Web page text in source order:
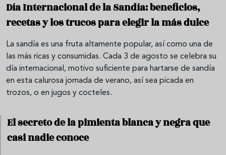
Día Internacional de la Sandía: beneficios,
recetas y los trucos para elegir la más dulce
La sandía es una fruta altamente popular, así como una de
las más ricas y consumidas. Cada 3 de agosto se celebra su
día internacional, motivo suficiente para hartarse de sandía
en esta calurosa jornada de verano, así sea picada en
trozos, o en jugos y cocteles.
El secreto de la pimienta blanca y negra que
casi nadie conoce